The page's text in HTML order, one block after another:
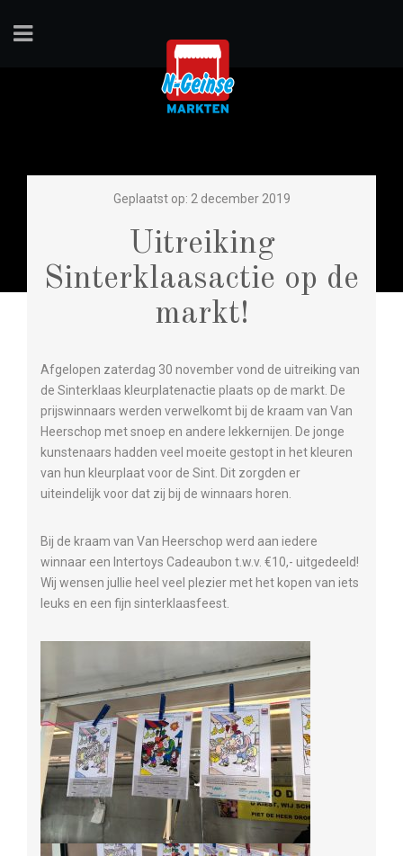
Geplaatst op: 2 december 2019
Uitreiking
Sinterklaasactie op de
markt!
Afgelopen zaterdag 30 november vond de uitreiking van
de Sinterklaas kleurplatenactie plaats op de markt. De
prijswinnaars werden verwelkomt bij de kraam van Van
Heerschop met snoep en andere lekkernijen. De jonge
kunstenaars hadden veel moeite gestopt in het kleuren
van hun kleurplaat voor de Sint. Dit zorgden er
uiteindelijk voor dat zij bij de winnaars horen.
Bij de kraam van Van Heerschop werd aan iedere
winnaar een Intertoys Cadeaubon t.w.v. €10,- uitgedeeld!
Wij wensen jullie heel veel plezier met het kopen van iets
leuks en een fijn sinterklaasfeest.